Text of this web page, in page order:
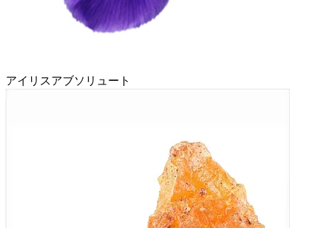
アイリスアブソリュート